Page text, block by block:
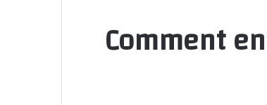
Comment